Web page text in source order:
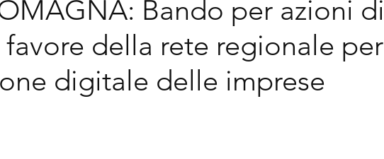
Bando per azioni di
favore della rete regionale per
digitale delle imprese